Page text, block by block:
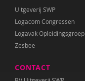
Yvonne Huisman
Barbara Janssen
IJsbrand Jepma
Maria Jongsma
Uitgeverij SWP
Logacom Congressen
Logavak Opleidingsgroep
Zesbee
CONTACT